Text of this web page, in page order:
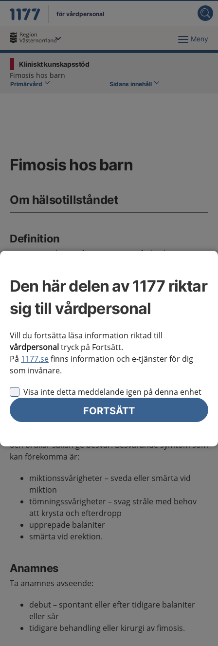
Den här delen av 1177 riktar
sig till vårdpersonal
Vill du fortsätta läsa information riktad till
vårdpersonaltryck på Fortsätt.
På 1177.sefinns information och e-tjänster för dig
som invånare.
Visa inte detta meddelande igen på denna enhet
FORTSÄTT
för vårdpersonal
Du har valt region Meny
Kliniskt kunskapsstöd
Fimosis hos barn
Primärvård Sidans innehåll
Fimosis hos barn
Om hälsotillståndet
Definition
Fimosis innebär en förträngning av förhudens
Fysiologisk fimosis
är vanligt och förekommer hos 90
% av nyfödda pojkar, förhuden blir gradvis större med
tiden och hos de flesta försvinner tillståndet spontant
innan puberteten. Vid 10 års ålder kvarstår tillståndet
ring i förhuden och kan orsakas av upprepad
tänjning, inflammation, sår eller sprickor.
Symtom
och brukar sällan ge besvär. Besvärande symtom som
kan förekomma är:
miktionssvårigheter – sveda eller smärta vid
miktion
tömningssvårigheter – svag stråle med behov
att krysta och efterdropp
upprepade balaniter
smärta vid erektion.
Anamnes
Ta anamnes avseende:
debut – spontant eller efter tidigare balaniter
eller sår
tidigare behandling eller kirurgi av fimosis.